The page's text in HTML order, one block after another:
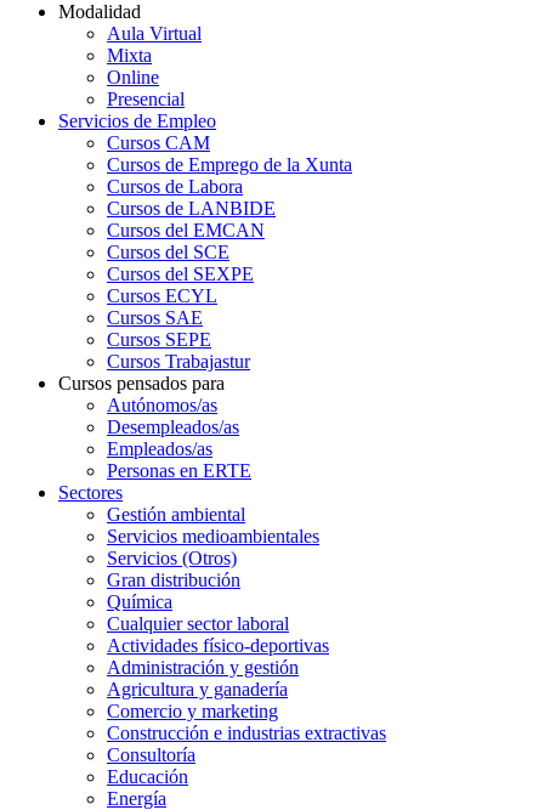
Modalidad
Aula Virtual
Mixta
Online
Presencial
Servicios de Empleo
Cursos CAM
Cursos de Emprego de la Xunta
Cursos de Labora
Cursos de LANBIDE
Cursos del EMCAN
Cursos del SCE
Cursos del SEXPE
Cursos ECYL
Cursos SAE
Cursos SEPE
Cursos Trabajastur
Cursos pensados para
Autónomos/as
Desempleados/as
Empleados/as
Personas en ERTE
Sectores
Gestión ambiental
Servicios medioambientales
Servicios (Otros)
Gran distribución
Química
Cualquier sector laboral
Actividades físico-deportivas
Administración y gestión
Agricultura y ganadería
Comercio y marketing
Construcción e industrias extractivas
Consultoría
Educación
Energía